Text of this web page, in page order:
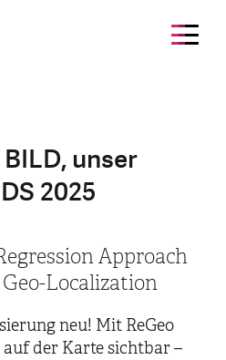
unser
2025
Approach
Localization
neu! Mit ReGeo
der Karte sichtbar –